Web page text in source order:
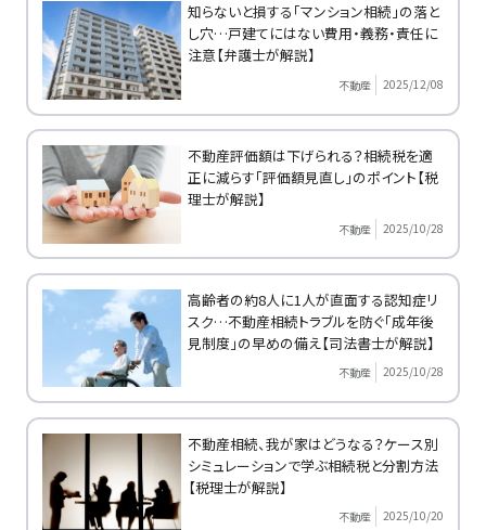
知らないと損する「マンション相続」の落と
し穴…戸建てにはない費用・義務・責任に
注意【弁護士が解説】
不動産 2025/12/08
不動産評価額は下げられる？相続税を適
正に減らす「評価額見直し」のポイント【税
理士が解説】
不動産 2025/10/28
高齢者の約8人に1人が直面する認知症リ
スク…不動産相続トラブルを防ぐ「成年後
見制度」の早めの備え【司法書士が解説】
不動産 2025/10/28
不動産相続、我が家はどうなる？ケース別
シミュレーションで学ぶ相続税と分割方法
【税理士が解説】
不動産 2025/10/20